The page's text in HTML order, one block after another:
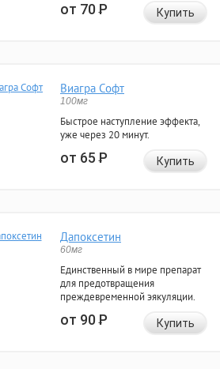
от 70Р Купить
Виагра Софт
100мг
Быстрое наступление эффекта,
уже через 20 минут.
от 65Р Купить
Дапоксетин
60мг
Единственный в мире препарат
для предотвращения
преждевременной эякуляции.
от 90Р Купить